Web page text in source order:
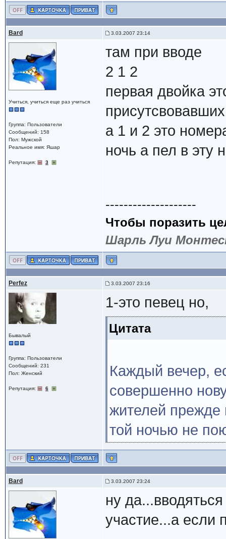
Bard 3.03.2007 23:14
Учиться, учиться еще раз учиться
Группа: Пользователи
Сообщений: 158
Пол: Мужской
Реальное имя: Яшар
Репутация: 3
там при вводе
2 1 2
первая двойка
а 1 и 2 это
ночь а пел в эту
--------------------
Чтобы поразить
Шарль Луи
Perfez 3.03.2007 23:16
Бывалый
Группа: Пользователи
Сообщений: 231
Пол: Женский
Репутация: 6
1-это певец но,
Цитата
Каждый вечер,
совершенно
жителей
той ночью не
Bard 3.03.2007 23:24
ну
участие...а если